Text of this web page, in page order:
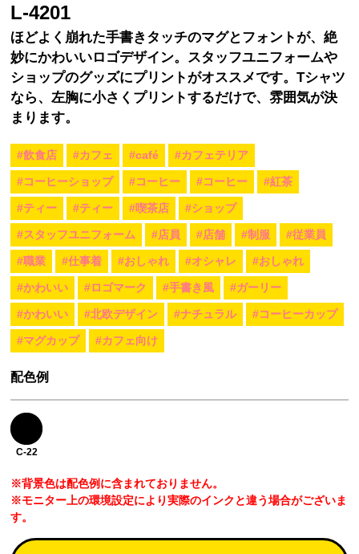
L-4201
ほどよく崩れた手書きタッチのマグとフォントが、絶
妙にかわいいロゴデザイン。スタッフユニフォームや
ショップのグッズにプリントがオススメです。Tシャツ
なら、左胸に小さくプリントするだけで、雰囲気が決
まります。
#飲食店 #カフェ #café #カフェテリア
#コーヒーショップ #コーヒー #コーヒー #紅茶
#ティー #ティー #喫茶店 #ショップ
#スタッフユニフォーム #店員 #店舗 #制服 #従業員
#職業 #仕事着 #おしゃれ #オシャレ #おしゃれ
#かわいい #ロゴマーク #手書き風 #ガーリー
#かわいい #北欧デザイン #ナチュラル #コーヒーカップ
#マグカップ #カフェ向け
配色例
C-22
※背景色は配色例に含まれておりません。
※モニター上の環境設定により実際のインクと違う場合がございま
す。